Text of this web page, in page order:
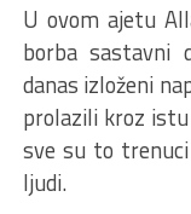
U ovom ajetu
borba sastavni
danas izloženi
prolazili kroz
sve su to
ljudi.